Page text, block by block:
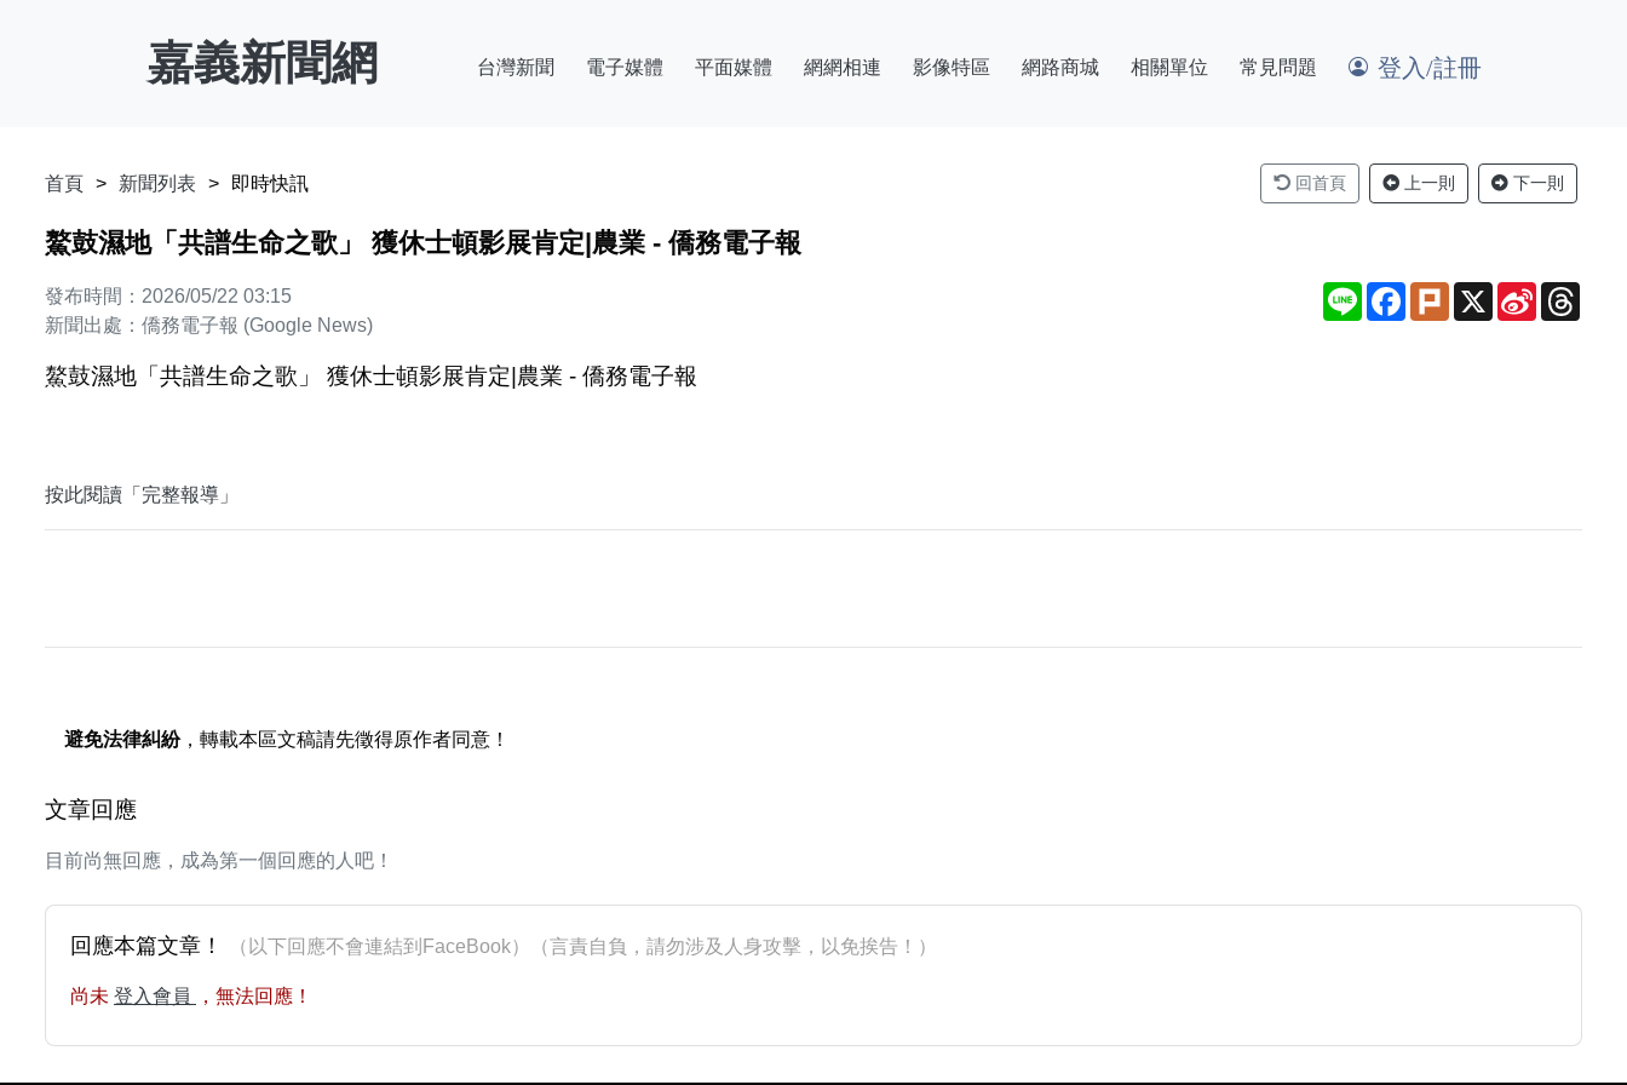
嘉義新聞網 台灣新聞 電子媒體 平面媒體 網網相連 影像特區 網路商城 相關單位 常見問題 登入/註冊
首頁 新聞列表 即時快訊 回首頁 上一則 下一則
鰲鼓濕地「共譜生命之歌」 獲休士頓影展肯定|農業 - 僑務電子報
發布時間：2026/05/22 03:15
新聞出處：僑務電子報 (Google News)
Line Facebook
Plurk X
Sina
Weibo
鰲鼓濕地「共譜生命之歌」 獲休士頓影展肯定|農業 - 僑務電子報
按此閱讀「完整報導」
避免法律糾紛，轉載本區文稿請先徵得原作者同意！
文章回應
目前尚無回應，成為第一個回應的人吧！
回應本篇文章！ （以下回應不會連結到FaceBook）（言責自負，請勿涉及人身攻擊，以免挨告！）
尚未 登入會員 ，無法回應！